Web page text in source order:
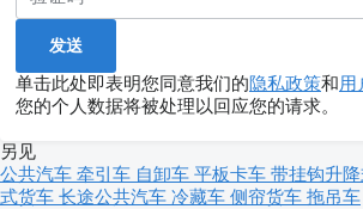
单击此处即表明您同意我们的隐私政策和用
您的个人数据将被处理以回应您的请求。
另见
公共汽车 牵引车 自卸车 平板卡车 带挂钩升
式货车 长途公共汽车 冷藏车 侧帘货车 拖吊车